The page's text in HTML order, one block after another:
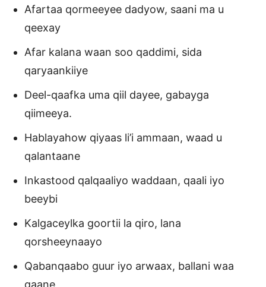
Afartaa qormeeyee dadyow, saani ma u
qeexay
Afar kalana waan soo qaddimi, sida
qaryaankiiye
Deel-qaafka uma qiil dayee, gabayga
qiimeeya.
Hablayahow qiyaas li’i ammaan, waad u
qalantaane
Inkastood qalqaaliyo waddaan, qaali iyo
beeybi
Kalgaceylka goortii la qiro, lana
qorsheeynaayo
Qabanqaabo guur iyo arwaax, ballani waa